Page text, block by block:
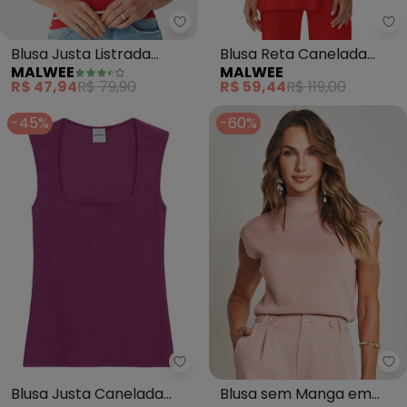
Malwee - Blusa Justa Listrada
Blusa Justa Listrada
(Vermelho)
MALWEE
R$ 47,94R$ 79,90
Blusa Reta Canelada
(Vermelho)
MALWEE
R$ 59,44R$ 119,00
-45%
Malwee - Blusa Justa Canelada
Blusa Justa Canelada
-60%
Blusa sem Manga em